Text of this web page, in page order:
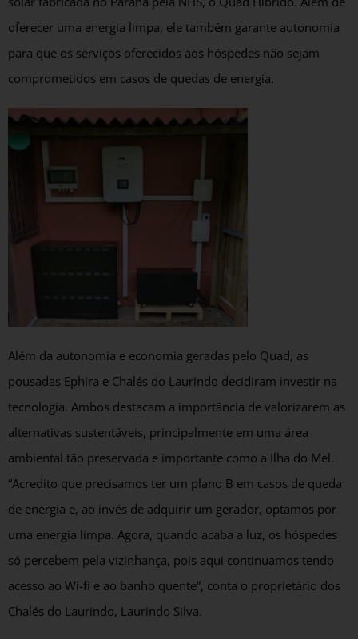
oferecer uma energia limpa, ele também garante autonomia
para que os serviços oferecidos aos hóspedes não sejam
comprometidos em casos de quedas de energia.
Além da autonomia e economia geradas pelo Quad, as
pousadas Ephira e Chalés do Laurindo decidiram investir na
tecnologia. Ambos destacam a importância de valorizarem as
alternativas sustentáveis, principalmente em uma área
ambiental tão preservada e importante como a Ilha do Mel.
“Acredito que precisamos ter um plano B em casos de queda
de energia e, ao invés de adquirir um gerador, optamos por
uma energia limpa. Agora, quando acaba a luz, os hóspedes
só percebem pela vizinhança, pois aqui continuamos tendo
acesso ao Wi-fi e ao banho quente”, conta o proprietário dos
Chalés do Laurindo, Laurindo Silva.